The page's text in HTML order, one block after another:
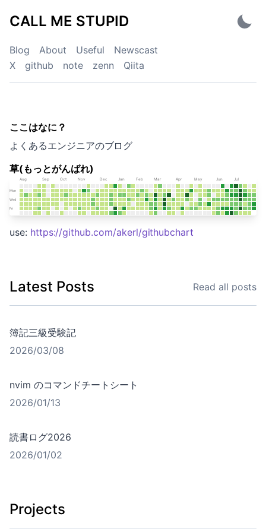
CALL ME STUPID
Blog About Useful
Newscast
X
github note zenn Qiita
CALL ME STUPID
ここはなに？
よくあるエンジニアのブログ
草(もっとがんばれ)
use: https://github.com/akerl/githubchart
Latest Posts Read all posts
簿記三級受験記
2026/03/08
nvim のコマンドチートシート
2026/01/13
読書ログ2026
2026/01/02
Projects